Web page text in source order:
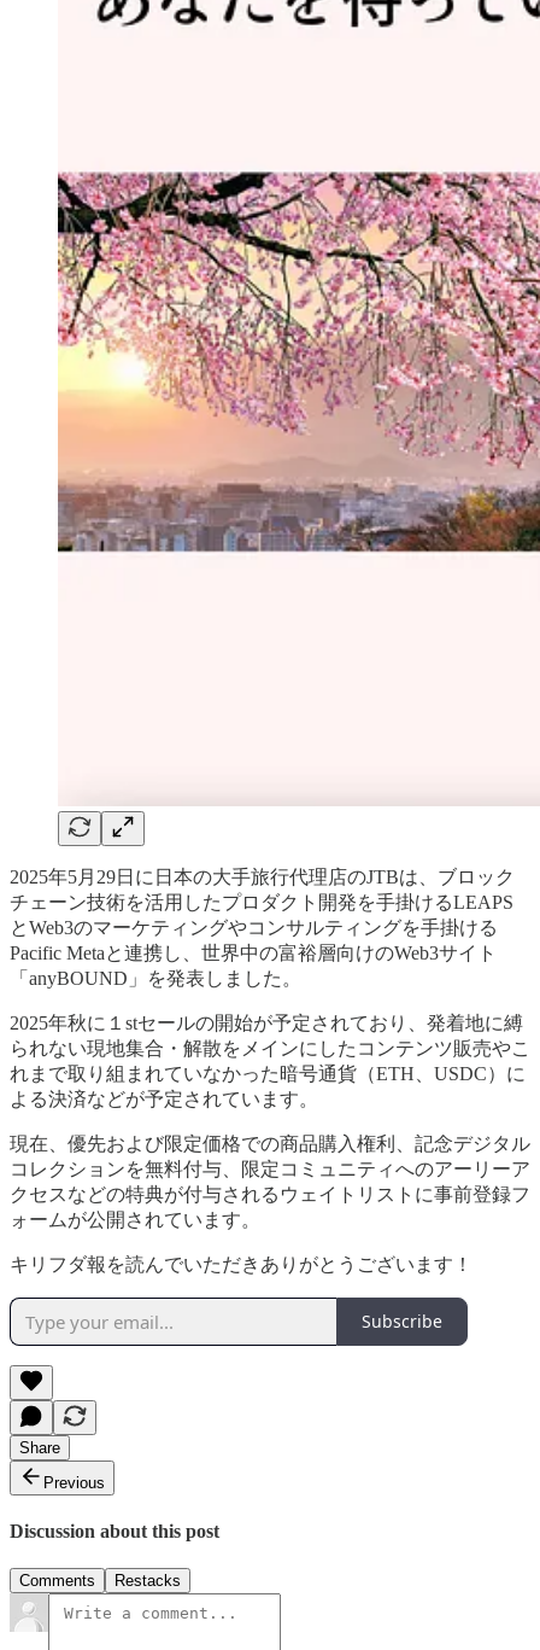
2025年5月29日に日本の大手旅行代理店のJTBは、ブロック
チェーン技術を活用したプロダクト開発を手掛けるLEAPS
とWeb3のマーケティングやコンサルティングを手掛ける
Pacific Metaと連携し、世界中の富裕層向けのWeb3サイト
「anyBOUND」を発表しました。
2025年秋に１stセールの開始が予定されており、発着地に縛
られない現地集合・解散をメインにしたコンテンツ販売やこ
れまで取り組まれていなかった暗号通貨（ETH、USDC）に
よる決済などが予定されています。
現在、優先および限定価格での商品購入権利、記念デジタル
コレクションを無料付与、限定コミュニティへのアーリーア
クセスなどの特典が付与されるウェイトリストに事前登録フ
ォームが公開されています。
キリフダ報を読んでいただきありがとうございます！
Subscribe
Share
Previous
Discussion about this post
Comments Restacks